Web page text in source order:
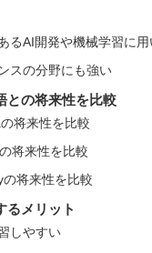
るAI開発や機械学習に
スの分野にも強い
との将来性を比較
将来性を比較
将来性を比較
将来性を比較
るメリット
しやすい